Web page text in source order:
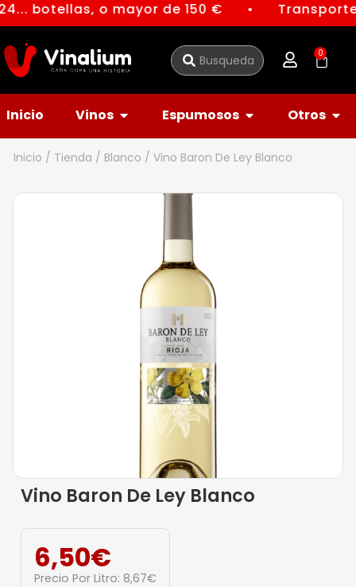
botellas, o mayor de 150 € ●
0
Inicio Vinos Espumosos Otros
Inicio / Tienda / Blanco / Vino Baron De Ley Blanco
Vino Baron De Ley Blanco
6,50€
Precio Por Litro: 8,67€